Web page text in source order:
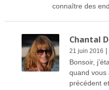
connaître des
Chantal
21 juin 2016 |
Bonsoir,
quand vous
précédent